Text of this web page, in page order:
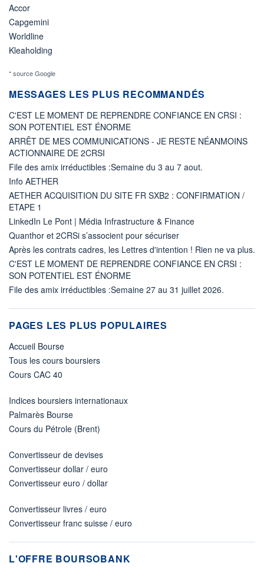
Accor
Capgemini
Worldline
Kleaholding
* source Google
MESSAGES LES PLUS RECOMMANDÉS
C'EST LE MOMENT DE REPRENDRE CONFIANCE EN CRSI :
SON POTENTIEL EST ÉNORME
ARRÊT DE MES COMMUNICATIONS - JE RESTE NÉANMOINS
ACTIONNAIRE DE 2CRSI
File des amix irréductibles :Semaine du 3 au 7 aout.
Info AETHER
AETHER ACQUISITION DU SITE FR SXB2 : CONFIRMATION /
ETAPE 1
LinkedIn Le Pont | Média Infrastructure & Finance
Quanthor et 2CRSi s’associent pour sécuriser
Après les contrats cadres, les Lettres d'intention ! Rien ne va plus.
C'EST LE MOMENT DE REPRENDRE CONFIANCE EN CRSI :
SON POTENTIEL EST ÉNORME
File des amix irréductibles :Semaine 27 au 31 juillet 2026.
PAGES LES PLUS POPULAIRES
Accueil Bourse
Tous les cours boursiers
Cours CAC 40
Indices boursiers internationaux
Palmarès Bourse
Cours du Pétrole (Brent)
Convertisseur de devises
Convertisseur dollar / euro
Convertisseur euro / dollar
Convertisseur livres / euro
Convertisseur franc suisse / euro
L'OFFRE BOURSOBANK